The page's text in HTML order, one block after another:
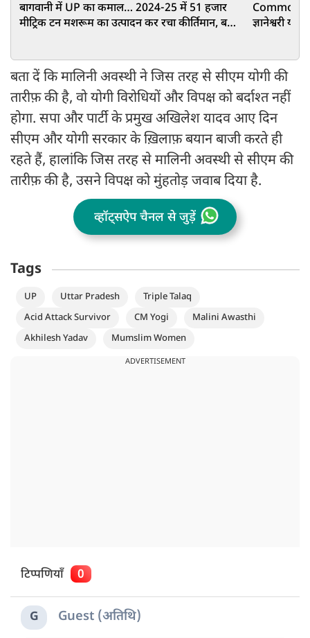
बागवानी में UP का कमाल… 2024-25 में 51 हजार
मीट्रिक टन मशरूम का उत्पादन कर रचा कीर्तिमान, बना
ज्ञानेश्वरी
बता दें कि मालिनी अवस्थी ने जिस तरह से सीएम योगी की
तारीफ़ की है, वो योगी विरोधियों और विपक्ष को बर्दाश्त नहीं
होगा. सपा और पार्टी के प्रमुख अखिलेश यादव आए दिन
सीएम और योगी सरकार के ख़िलाफ़ बयान बाजी करते ही
रहते हैं, हालांकि जिस तरह से मालिनी अवस्थी से सीएम की
तारीफ़ की है, उसने विपक्ष को मुंहतोड़ जवाब दिया है.
व्हॉट्सऐप चैनल से जुड़ें
Tags
UP Uttar Pradesh
Triple Talaq
Acid Attack Survivor
CM Yogi
Malini Awasthi
Akhilesh Yadav
Mumslim Women
ADVERTISEMENT
टिप्पणियाँ 0
G Guest (अतिथि)